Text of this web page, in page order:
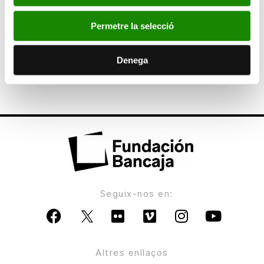
Permetre la selecció
Denega
ANTERIOR
Bancaja renueva su compromiso con el Centro
de Transfusión de la Comunidad Valenciana
en Barcelona con más de 250.000 visitantes
Seguix-nos en:
Altres enllaços